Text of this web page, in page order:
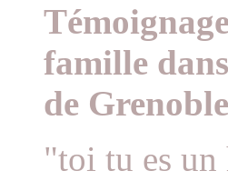
famille
de
"toi tu es un